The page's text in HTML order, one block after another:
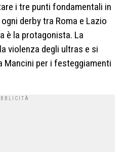
i tre punti fondamentali in
derby tra Roma e Lazio
è la protagonista. La
violenza degli ultras e si
Mancini per i festeggiamenti